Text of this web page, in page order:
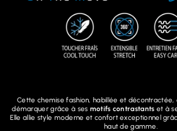
Cette chemise fashion, habillée et décontractée,
démarquer grâce à ses motifs contrastants et à
Elle allie style moderne et confort exceptionnel
haut de gamme.